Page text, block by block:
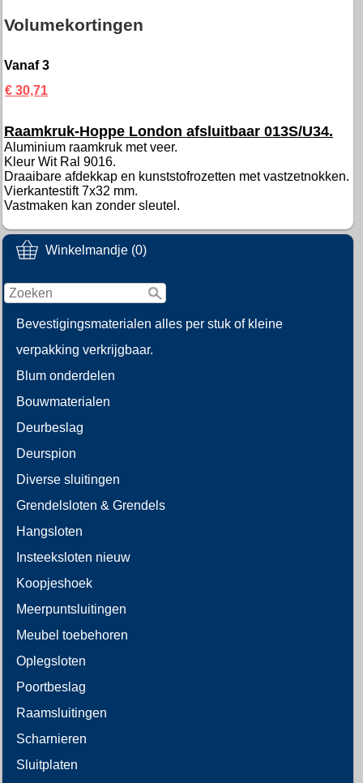
Winkelmandje (0)
Bevestigingsmaterialen alles per stuk of kleine
verpakking verkrijgbaar.
Blum onderdelen
Bouwmaterialen
Deurbeslag
Deurspion
Diverse sluitingen
Grendelsloten & Grendels
Hangsloten
Insteeksloten nieuw
Koopjeshoek
Meerpuntsluitingen
Meubel toebehoren
Oplegsloten
Poortbeslag
Raamsluitingen
Scharnieren
Sluitplaten
Volumekortingen
Vanaf 3
€ 30,71
Raamkruk-Hoppe London afsluitbaar 013S/U34.
Aluminium raamkruk met veer.
Kleur Wit Ral 9016.
Draaibare afdekkap en kunststofrozetten met vastzetnokken.
Vierkantestift 7x32 mm.
Vastmaken kan zonder sleutel.